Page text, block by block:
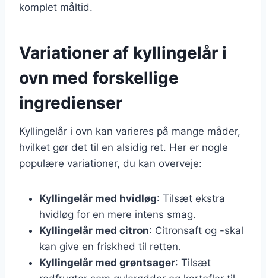
komplet måltid.
Variationer af kyllingelår i
ovn med forskellige
ingredienser
Kyllingelår i ovn kan varieres på mange måder,
hvilket gør det til en alsidig ret. Her er nogle
populære variationer, du kan overveje:
Kyllingelår med hvidløg: Tilsæt ekstra
hvidløg for en mere intens smag.
Kyllingelår med citron: Citronsaft og -skal
kan give en friskhed til retten.
Kyllingelår med grøntsager: Tilsæt